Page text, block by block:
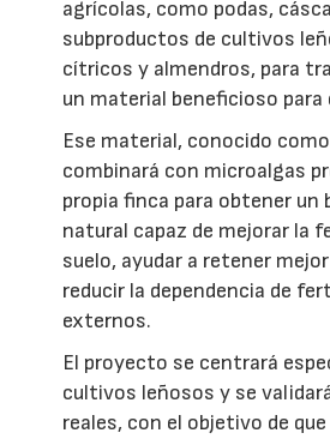
agrícolas, como podas,
subproductos de cultivos
cítricos y almendros, para
un material beneficioso para
Ese material, conocido
combinará con microalgas
propia finca para obtener un
natural capaz de mejorar la
suelo, ayudar a retener
reducir la dependencia de
externos.
El proyecto se centrará
cultivos leñosos y se
reales, con el objetivo de